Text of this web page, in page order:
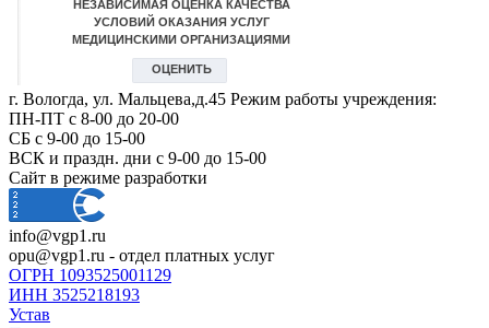
г. Вологда, ул. Мальцева,д.45 Режим работы учреждения:
ПН-ПТ с 8-00 до 20-00
СБ с 9-00 до 15-00
ВСК и праздн. дни с 9-00 до 15-00
Сайт в режиме разработки
info@vgp1.ru
opu@vgp1.ru - отдел платных услуг
ОГРН 1093525001129
ИНН 3525218193
Устав